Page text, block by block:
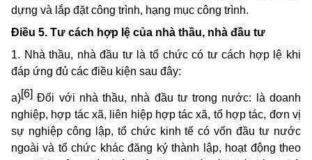
dựng và lắp đặt công trình, hạng mục công trình.
Điều 5. Tư cách hợp lệ của nhà thầu, nhà đầu tư
1. Nhà thầu, nhà đầu tư là tổ chức có tư cách hợp lệ khi
đáp ứng đủ các điều kiện sau đây:
a)[6] Đối với nhà thầu, nhà đầu tư trong nước: là doanh
nghiệp, hợp tác xã, liên hiệp hợp tác xã, tổ hợp tác, đơn vị
sự nghiệp công lập, tổ chức kinh tế có vốn đầu tư nước
ngoài và tổ chức khác đăng ký thành lập, hoạt động theo